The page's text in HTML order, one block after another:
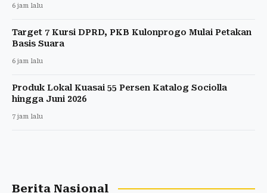
6 jam lalu
Target 7 Kursi DPRD, PKB Kulonprogo Mulai Petakan
Basis Suara
6 jam lalu
Produk Lokal Kuasai 55 Persen Katalog Sociolla
hingga Juni 2026
7 jam lalu
Berita Nasional